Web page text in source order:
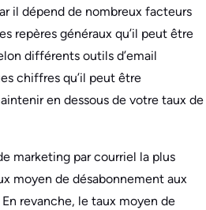
il dépend de nombreux facteurs
repères généraux qu’il peut être
différents outils d’email
chiffres qu’il peut être
en dessous de votre taux de
marketing par courriel la plus
moyen de désabonnement aux
revanche, le taux moyen de